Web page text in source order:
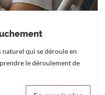
naturel qui se déroule en
le déroulement de